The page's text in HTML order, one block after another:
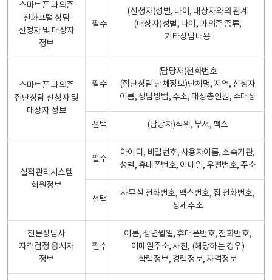
스마트폰 과의존
전화포털 상담
신청자 및 대상자
정보
필수
(신청자)성별, 나이, 대상자와의 관계
(대상자)성별, 나이, 과의존 종류,
기타상담내용
스마트폰 과의존
집단상담 신청자 및
대상자 정보
필수
(담당자)전화번호
(집단상담 단체정보)단체명, 지역, 신청자
이름, 상담방법, 주소, 대상총인원, 주대상
선택 (담당자)직위, 부서, 팩스
실적관리시스템
회원정보
필수
아이디, 비밀번호, 사용자이름, 소속기관,
성별, 휴대폰번호, 이메일, 우편번호, 주소
선택
사무실 전화번호, 팩스번호, 집 전화번호,
상세주소
전문상담사
자격검정 응시자
정보
필수
이름, 생년월일, 휴대폰번호, 전화번호,
이메일주소, 사진, (해당하는 경우)
학력정보, 경력정보, 자격정보